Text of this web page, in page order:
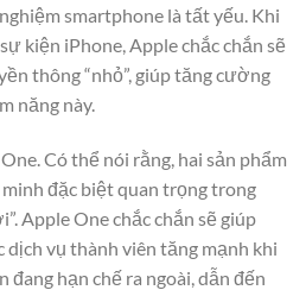
smartphone là tất yếu. Khi
kiện iPhone, Apple chắc chắn sẽ
thông “nhỏ”, giúp tăng cường
năng này.
Có thể nói rằng, hai sản phẩm
đặc biệt quan trọng trong
Apple One chắc chắn sẽ giúp
vụ thành viên tăng mạnh khi
hạn chế ra ngoài, dẫn đến